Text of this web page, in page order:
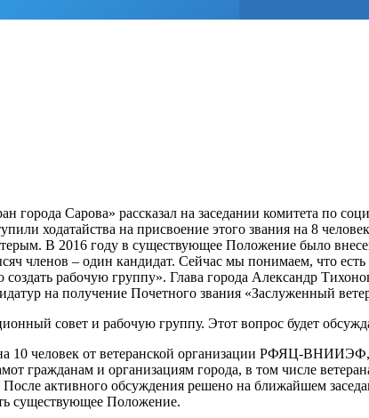
Сарова» рассказал на заседании комитета по
ходатайства на присвоение этого звания на 8
В 2016 году в существующее Положение было
членов – один кандидат. Сейчас мы понимаем, что
рабочую группу». Глава города Александр
на получение Почетного звания «Заслуженный
совет и рабочую группу. Этот вопрос будет
10 человек от ветеранской организации РФЯЦ-
и организациям города, в том числе
активного обсуждения решено на ближайшем
существующее Положение.